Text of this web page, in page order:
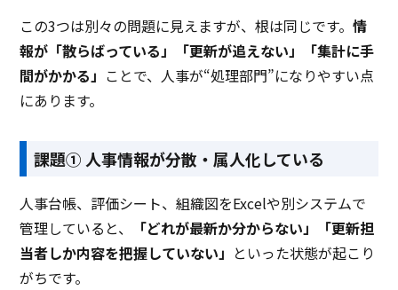
この3つは別々の問題に見えますが、根は同じです。情
報が「散らばっている」「更新が追えない」「集計に手
間がかかる」 ことで、人事が“処理部門”になりやすい点
にあります。
課題① 人事情報が分散・属人化している
人事台帳、評価シート、組織図をExcelや別システムで
管理していると、
「どれが最新か分からない」「更新担
当者しか内容を把握していない」 といった状態が起こり
がちです。